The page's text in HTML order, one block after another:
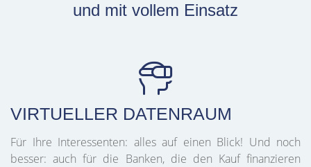
und mit vollem Einsatz
VIRTUELLER DATENRAUM
Für Ihre Interessenten: alles auf einen Blick! Und noch
besser: auch für die Banken, die den Kauf finanzieren